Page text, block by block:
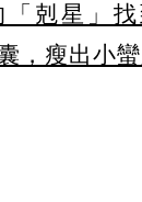
剋星」
，瘦出小